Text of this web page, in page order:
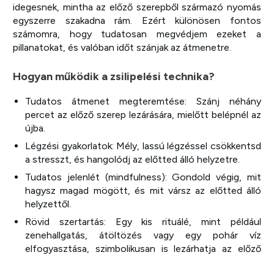
idegesnek, mintha az előző szerepből származó nyomás
egyszerre szakadna rám. Ezért különösen fontos
számomra, hogy tudatosan megvédjem ezeket a
pillanatokat, és valóban időt szánjak az átmenetre.
Hogyan működik a zsilipelési technika?
Tudatos átmenet megteremtése: Szánj néhány
percet az előző szerep lezárására, mielőtt belépnél az
újba.
Légzési gyakorlatok: Mély, lassú légzéssel csökkentsd
a stresszt, és hangolódj az előtted álló helyzetre.
Tudatos jelenlét (mindfulness): Gondold végig, mit
hagysz magad mögött, és mit vársz az előtted álló
helyzettől.
Rövid szertartás: Egy kis rituálé, mint például
zenehallgatás, átöltözés vagy egy pohár víz
elfogyasztása, szimbolikusan is lezárhatja az előző